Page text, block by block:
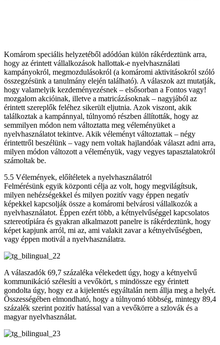
Komárom speciális helyzetéből adódóan külön rákérdeztünk arra,
hogy az érintett vállalkozások hallottak-e nyelvhasználati
kampányokról, megmozdulásokról (a komáromi aktivitásokról szóló
összegzésünk a tanulmány elején található). A válaszok azt mutatják,
hogy valamelyik kezdeményezésnek – elsősorban a Fontos vagy!
mozgalom akcióinak, illetve a matricázásoknak – nagyjából az
érintett szereplők feléhez sikerült eljutnia. Azok viszont, akik
találkoztak a kampánnyal, túlnyomó részben állították, hogy az
semmilyen módon nem változtatta meg véleményüket a
nyelvhasználatot tekintve. Akik véleményt változtattak – négy
érintettről beszélünk – vagy nem voltak hajlandóak választ adni arra,
milyen módon változott a véleményük, vagy vegyes tapasztalatokról
számoltak be.
5.5 Vélemények, előítéletek a nyelvhasználatról
Felmérésünk egyik központi célja az volt, hogy megvilágítsuk,
milyen nehézségekkel és milyen pozitív vagy éppen negatív
képekkel kapcsolják össze a komáromi belvárosi vállalkozók a
nyelvhasználatot. Éppen ezért több, a kétnyelvűséggel kapcsolatos
sztereotípiára és gyakran alkalmazott panelre is rákérdeztünk, hogy
képet kapjunk arról, mi az, ami valakit zavar a kétnyelvűségben,
vagy éppen motivál a nyelvhasználatra.
A válaszadók 69,7 százaléka vélekedett úgy, hogy a kétnyelvű
kommunikáció szélesíti a vevőkört, s mindössze egy érintett
gondolta úgy, hogy ez a kijelentés egyáltalán nem állja meg a helyét.
Összességében elmondható, hogy a túlnyomó többség, mintegy 89,4
százalék szerint pozitív hatással van a vevőkörre a szlovák és a
magyar nyelvhasználat.